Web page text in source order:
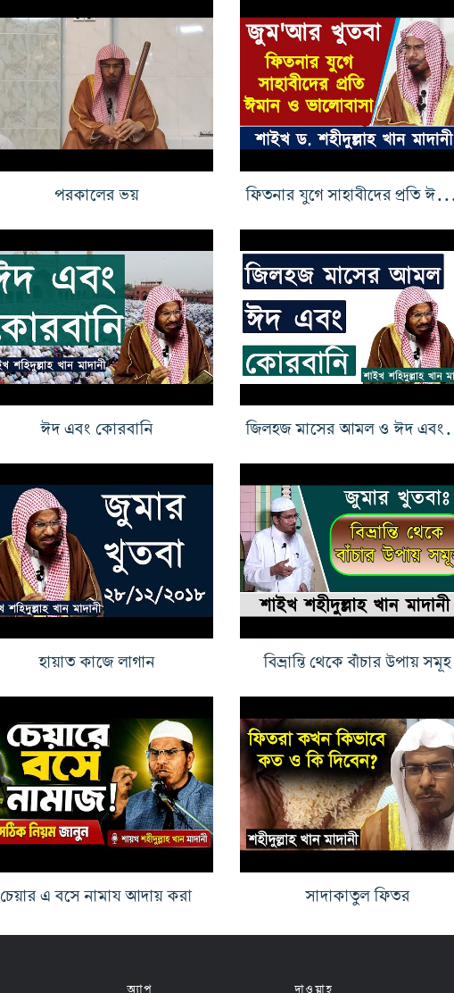
পরকালের ভয় ফিতনার যুগে সাহাবীদের প্রতি ঈমান ও ভালোবাসা
ঈদ এবং কোরবানি
হায়াত কাজে লাগান বিভ্রান্তি থেকে বাঁচার উপায় সমূহ
চেয়ার এ বসে নামায আদায় করা সাদাকাতুল ফিতর
অ্যাপ দাওয়াহ